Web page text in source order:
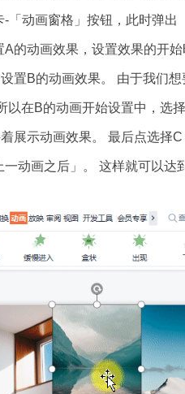
「动画窗格」按钮，此时弹出
A的动画效果，设置效果的开
置B的动画效果。 由于我们
以在B的动画开始设置中，选
展示动画效果。 最后点选择
动画之后」。 这样就可以达